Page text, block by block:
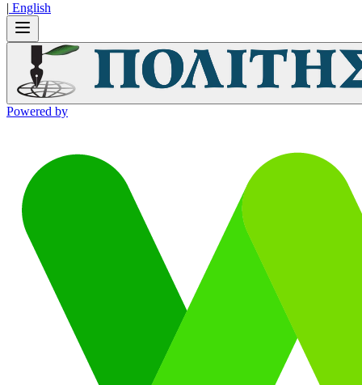
| Εnglish
Powered by